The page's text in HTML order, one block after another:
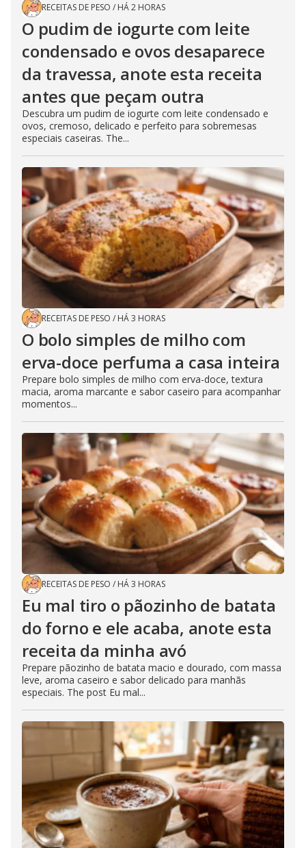
RECEITAS DE PESO / HÁ 2 HORAS
O pudim de iogurte com leite
condensado e ovos desaparece
da travessa, anote esta receita
antes que peçam outra
Descubra um pudim de iogurte com leite condensado e
ovos, cremoso, delicado e perfeito para sobremesas
especiais caseiras. The...
RECEITAS DE PESO / HÁ 3 HORAS
O bolo simples de milho com
erva-doce perfuma a casa inteira
Prepare bolo simples de milho com erva-doce, textura
macia, aroma marcante e sabor caseiro para acompanhar
momentos...
RECEITAS DE PESO / HÁ 3 HORAS
Eu mal tiro o pãozinho de batata
do forno e ele acaba, anote esta
receita da minha avó
Prepare pãozinho de batata macio e dourado, com massa
leve, aroma caseiro e sabor delicado para manhãs
especiais. The post Eu mal...